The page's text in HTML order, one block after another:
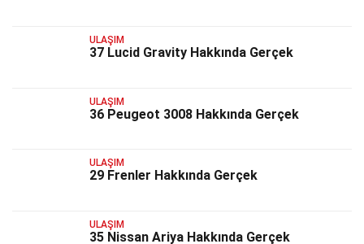
ULAŞIM
37 Lucid Gravity Hakkında Gerçek
ULAŞIM
36 Peugeot 3008 Hakkında Gerçek
ULAŞIM
29 Frenler Hakkında Gerçek
ULAŞIM
35 Nissan Ariya Hakkında Gerçek